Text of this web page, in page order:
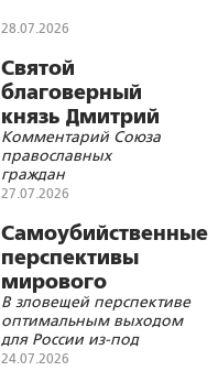
28.07.2026
Святой
благоверный
князь Дмитрий
Донской и «дух
Анкориджа»
Комментарий Союза
православных
граждан
27.07.2026
Самоубийственные
перспективы
мирового
сообщества в
стратегии НАТО
В зловещей перспективе
оптимальным выходом
для России из-под
нарастающего давления
24.07.2026